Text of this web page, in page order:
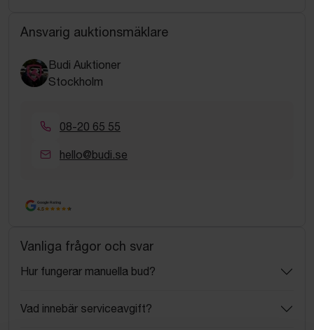
Ansvarig auktionsmäklare
Budi Auktioner
Stockholm
08-20 65 55
hello@budi.se
Google Rating
4.5
Vanliga frågor och svar
Hur fungerar manuella bud?
Vad innebär serviceavgift?